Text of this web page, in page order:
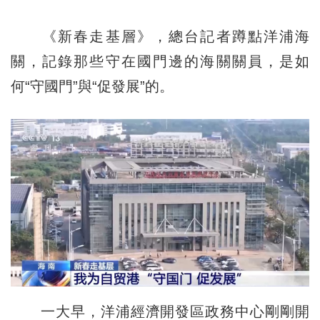
《新春走基層》，總台記者蹲點洋浦海
關，記錄那些守在國門邊的海關關員，是如
何“守國門”與“促發展”的。
一大早，洋浦經濟開發區政務中心剛剛開